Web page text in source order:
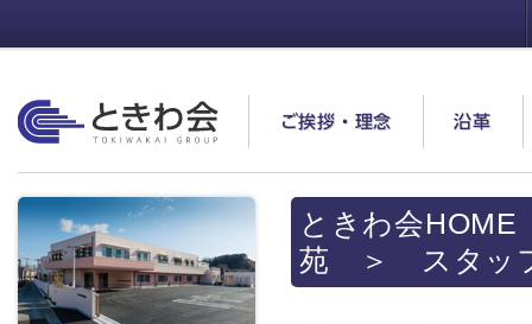
ご挨拶・理念 沿革
ときわ会HOME
苑 ＞ スタッ